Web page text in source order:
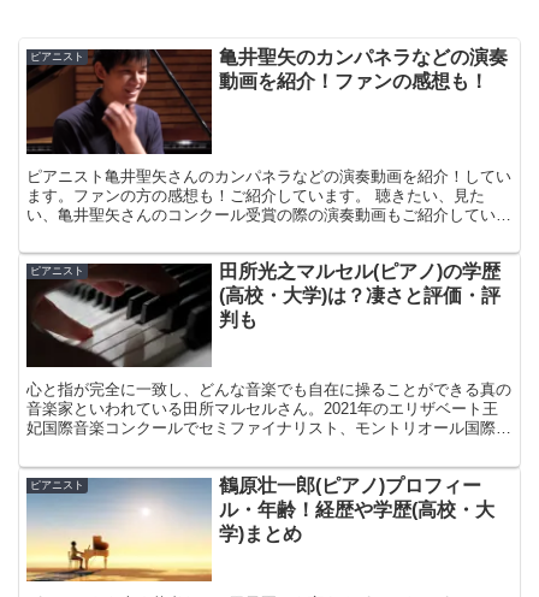
ピアニスト
亀井聖矢のカンパネラなどの演奏
動画を紹介！ファンの感想も！
ピアニスト亀井聖矢さんのカンパネラなどの演奏動画を紹介！してい
ます。ファンの方の感想も！ご紹介しています。 聴きたい、見た
い、亀井聖矢さんのコンクール受賞の際の演奏動画もご紹介していま
ピアニスト
田所光之マルセル(ピアノ)の学歴
(高校・大学)は？凄さと評価・評
判も
心と指が完全に一致し、どんな音楽でも自在に操ることができる真の
音楽家といわれている田所マルセルさん。2021年のエリザベート王
妃国際音楽コンクールでセミファイナリスト、モントリオール国際音
ンクールで賞を受賞しています。今回はそんな田所光之マルセル(ピ
アノ)の学歴(高校・大学)は？凄さと評価・評判もについてご紹介しま
す！あまり多くの情報がない田所マルセルさんですが、人々を惹きつ
けるその音楽の凄さとは一体なんなのか？学歴や評価評判についても
調査しました。
ピアニスト
鶴原壮一郎(ピアノ)プロフィー
ル・年齢！経歴や学歴(高校・大
学)まとめ